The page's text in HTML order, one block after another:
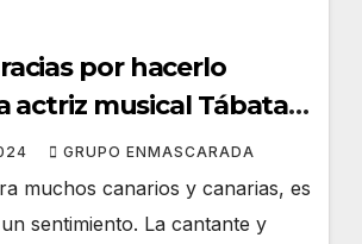
por hacerlo
actriz musical Tábata
su sueño cantando
GRUPO ENMASCARADA
muchos canarios y canarias, es
sentimiento. La cantante y